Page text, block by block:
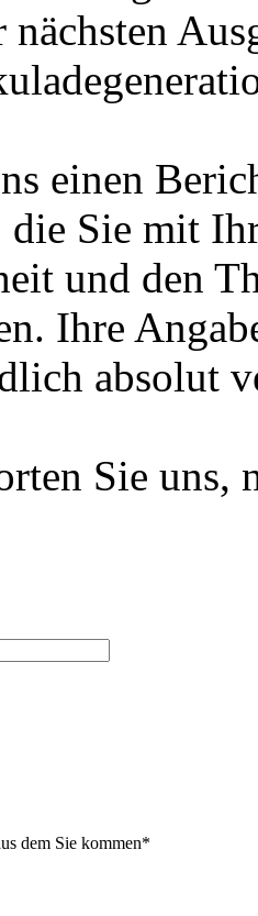
einen
die Sie mit
und den
Ihre
absolut
Sie uns,
dem Sie kommen*